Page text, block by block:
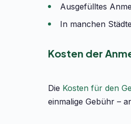
Ausgefülltes
In manchen
Kosten der
Die Kosten für den
einmalige Gebühr –